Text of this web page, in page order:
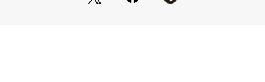
●ポーマーク(狼の足跡)刺繍